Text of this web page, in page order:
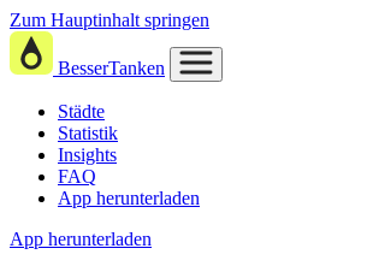
Zum Hauptinhalt springen
BesserTanken
Städte
Statistik
Insights
FAQ
App herunterladen
App herunterladen